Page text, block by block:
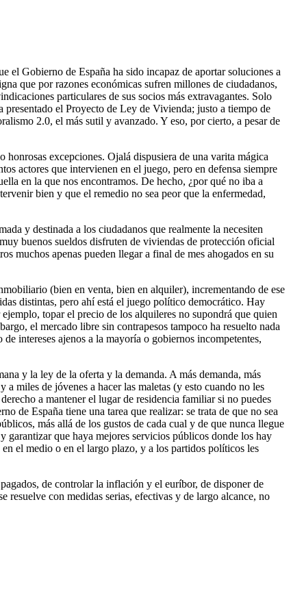
el Gobierno de España ha sido incapaz de aportar soluciones a
que por razones económicas sufren millones de ciudadanos,
particulares de sus socios más extravagantes. Solo
presentado el Proyecto de Ley de Vivienda; justo a tiempo de
2.0, el más sutil y avanzado. Y eso, por cierto, a pesar de
honrosas excepciones. Ojalá dispusiera de una varita mágica
actores que intervienen en el juego, pero en defensa siempre
en la que nos encontramos. De hecho, ¿por qué no iba a
bien y que el remedio no sea peor que la enfermedad,
y destinada a los ciudadanos que realmente la necesiten
buenos sueldos disfruten de viviendas de protección oficial
muchos apenas pueden llegar a final de mes ahogados en su
(bien en venta, bien en alquiler), incrementando de ese
distintas, pero ahí está el juego político democrático. Hay
topar el precio de los alquileres no supondrá que quien
el mercado libre sin contrapesos tampoco ha resuelto nada
intereses ajenos a la mayoría o gobiernos incompetentes,
y la ley de la oferta y la demanda. A más demanda, más
miles de jóvenes a hacer las maletas (y esto cuando no les
a mantener el lugar de residencia familiar si no puedes
de España tiene una tarea que realizar: se trata de que no sea
más allá de los gustos de cada cual y de que nunca llegue
garantizar que haya mejores servicios públicos donde los hay
el medio o en el largo plazo, y a los partidos políticos les
de controlar la inflación y el euríbor, de disponer de
con medidas serias, efectivas y de largo alcance, no